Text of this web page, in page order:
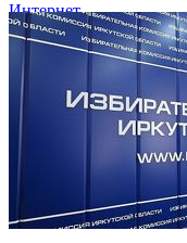
Интернет